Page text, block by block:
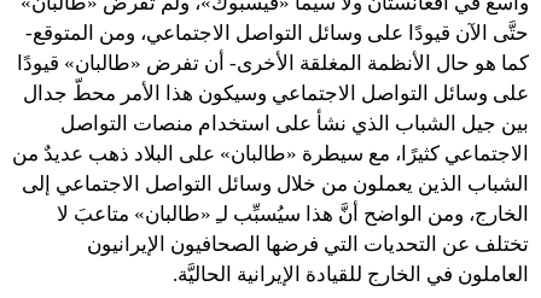
حتَّى الآن قيودًا على وسائل التواصل الاجتماعي، ومن المتوقع-
كما هو حال الأنظمة المغلقة الأخرى- أن تفرض «طالبان» قيودًا
على وسائل التواصل الاجتماعي وسيكون هذا الأمر محطّ جدال
بين جيل الشباب الذي نشأ على استخدام منصات التواصل
الاجتماعي كثيرًا، مع سيطرة «طالبان» على البلاد ذهب عديدٌ من
الشباب الذين يعملون من خلال وسائل التواصل الاجتماعي إلى
الخارج، ومن الواضح أنَّ هذا سيُسبِّب لـِ «طالبان» متاعبَ لا
تختلف عن التحديات التي فرضها الصحافيون الإيرانيون
العاملون في الخارج للقيادة الإيرانية الحاليَّة.